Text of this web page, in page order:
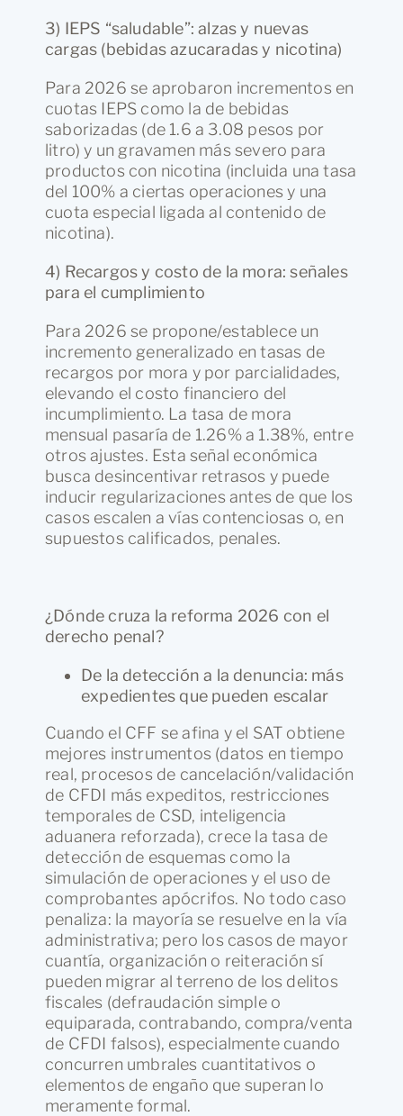
3) IEPS “saludable”: alzas y nuevas
cargas (bebidas azucaradas y nicotina)
Para 2026 se aprobaron incrementos en
cuotas IEPS como la de bebidas
saborizadas (de 1.6 a 3.08 pesos por
litro) y un gravamen más severo para
productos con nicotina (incluida una tasa
del 100% a ciertas operaciones y una
cuota especial ligada al contenido de
nicotina).
4) Recargos y costo de la mora: señales
para el cumplimiento
Para 2026 se propone/establece un
incremento generalizado en tasas de
recargos por mora y por parcialidades,
elevando el costo financiero del
incumplimiento. La tasa de mora
mensual pasaría de 1.26% a 1.38%, entre
otros ajustes. Esta señal económica
busca desincentivar retrasos y puede
inducir regularizaciones antes de que los
casos escalen a vías contenciosas o, en
supuestos calificados, penales.
¿Dónde cruza la reforma 2026 con el
derecho penal?
De la detección a la denuncia: más
expedientes que pueden escalar
Cuando el CFF se afina y el SAT obtiene
mejores instrumentos (datos en tiempo
real, procesos de cancelación/validación
de CFDI más expeditos, restricciones
temporales de CSD, inteligencia
aduanera reforzada), crece la tasa de
detección de esquemas como la
simulación de operaciones y el uso de
comprobantes apócrifos. No todo caso
penaliza: la mayoría se resuelve en la vía
administrativa; pero los casos de mayor
cuantía, organización o reiteración sí
pueden migrar al terreno de los delitos
fiscales (defraudación simple o
equiparada, contrabando, compra/venta
de CFDI falsos), especialmente cuando
concurren umbrales cuantitativos o
elementos de engaño que superan lo
meramente formal.